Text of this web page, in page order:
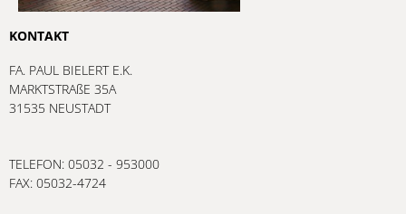
KONTAKT
FA. PAUL BIELERT E.K.
einschließlich 31. Dezember 2026
werden.
Auszahlung des Werts sind leider nicht möglich.
abzuholen.
Eine weitere Bearbeitung oder Aufbewahrung